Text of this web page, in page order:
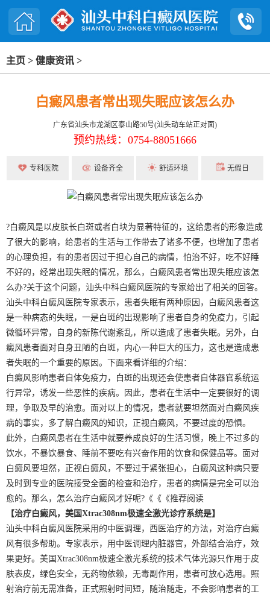
主页 > 健康资讯 >
白癜风患者常出现失眠应该怎么办
广东省汕头市龙湖区泰山路50号(汕头动车站正对面)
预约热线：0754-88051666
专科医院 设备齐全 舒适环境 无假日
?白癜风是以皮肤长白斑或者白块为显著特征的，这给患者的形象造成
了很大的影响，给患者的生活与工作带去了诸多不便，也增加了患者
的心理负担，有的患者因过于担心自己的病情，怕治不好，吃不好睡
不好的，经常出现失眠的情况，那么，白癜风患者常出现失眠应该怎
么办?关于这个问题，汕头中科白癜风医院的专家给出了相关的回答。
汕头中科白癜风医院专家表示，患者失眠有两种原因，白癜风患者这
是一种病态的失眠，一是白斑的出现影响了患者自身的免疫力，引起
微循环异常，自身的新陈代谢紊乱，所以造成了患者失眠。另外，白
癜风患者面对自身丑陋的白斑，内心一种巨大的压力，这也是造成患
者失眠的一个重要的原因。下面来看详细的介绍：
白癜风影响患者自体免疫力，白斑的出现还会使患者自体器官系统运
行异常，诱发一些恶性的疾病。因此，患者在生活中一定要很好的调
理，争取及早的治愈。面对以上的情况，患者就要坦然面对白癜风疾
病的事实，多了解白癜风的知识，正视白癜风，不要过度的恐惧。
此外，白癜风患者在生活中就要养成良好的生活习惯，晚上不过多的
饮水，不暴饮暴食、睡前不要吃有兴奋作用的饮食和保健品等。面对
白癜风要坦然，正视白癜风，不要过于紧张担心，白癜风这种病只要
及时到专业的医院接受全面的检查和治疗，患者的病情是完全可以治
愈的。那么，怎么治疗白癜风才好呢?《《《推荐阅读
【治疗白癜风，美国Xtrac308nm极速全激光诊疗系统是】
汕头中科白癜风医院采用的中医调理，西医治疗的方法，对治疗白癜
风有很多帮助。专家表示，用中医调理内脏器官，外部结合治疗，效
果更好。美国Xtrac308nm极速全激光系统的技术气体光源只作用于皮
肤表皮，绿色安全，无药物依赖，无毒副作用，患者可放心选用。照
射治疗前无需准备，正式照射时间短，随治随走，不会影响患者的工